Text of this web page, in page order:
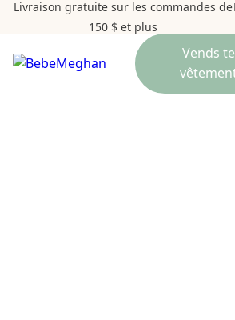
Livraison gratuite sur les commandes de
150 $ et plus